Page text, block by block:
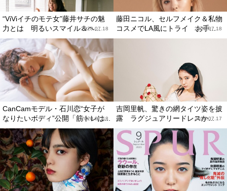
“ViViイチのモテ女”藤井サチの魅
力とは 明るいスマイル＆ヘ...
2020.07.18
藤田ニコル、セルフメイク＆私物
コスメでLA風にトライ お手...
2020.07.18
CanCamモデル・石川恋“女子が
なりたいボディ”公開「筋トレは...
2020.07.18
吉岡里帆、驚きの網タイツ姿を披
露 ラグジュアリードレスか...
2020.07.17